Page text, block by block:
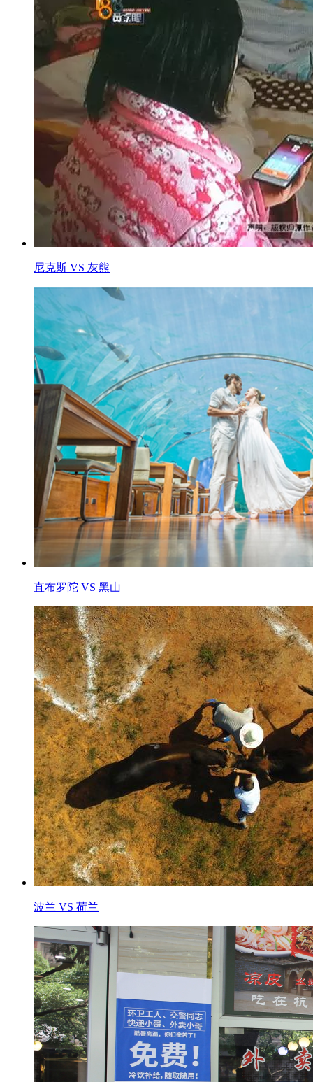
尼克斯 VS 灰熊
直布罗陀 VS 黑山
波兰 VS 荷兰